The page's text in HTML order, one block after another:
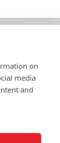
on
media
and